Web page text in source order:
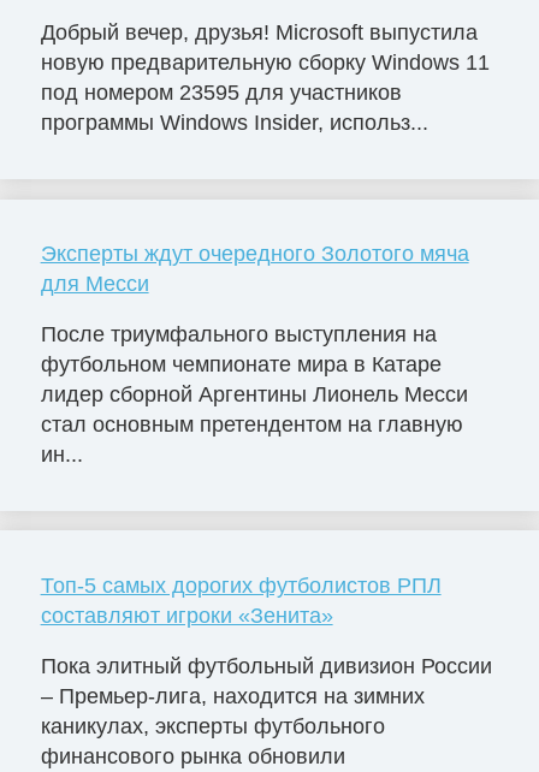
Добрый вечер, друзья! Microsoft выпустила
новую предварительную сборку Windows 11
под номером 23595 для участников
программы Windows Insider, использ...
Эксперты ждут очередного Золотого мяча
для Месси
После триумфального выступления на
футбольном чемпионате мира в Катаре
лидер сборной Аргентины Лионель Месси
стал основным претендентом на главную
ин...
Топ-5 самых дорогих футболистов РПЛ
составляют игроки «Зенита»
Пока элитный футбольный дивизион России
– Премьер-лига, находится на зимних
каникулах, эксперты футбольного
финансового рынка обновили